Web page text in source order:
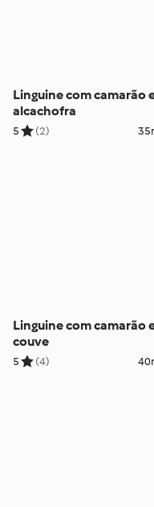
Linguine com camarão
alcachofra
5 (2)
Linguine com camarão
couve
5 (4)